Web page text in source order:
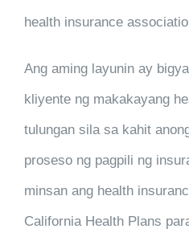
health insurance
Ang aming layunin ay
kliyente ng makakayang
tulungan sila sa kahit
proseso ng pagpili ng
minsan ang health
California Health Plans